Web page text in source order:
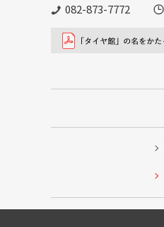
082-873-7772